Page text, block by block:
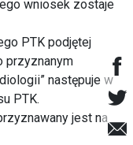
wniosek zostaje
PTK podjętej
przyznanym
następuje w
PTK.
jest na